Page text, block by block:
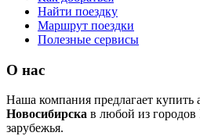
Найти поездку
Маршрут поездки
Полезные сервисы
О нас
Наша компания предлагает купить
Новосибирска в любой из
зарубежья.